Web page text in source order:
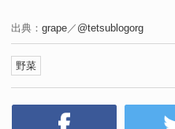
出典： grape／ @tetsublogorg
野菜